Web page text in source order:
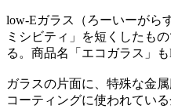
low-Eガラス（ろーいーがら
ミシビティ」を短くしたも
る。商品名「エコガラス」も
ガラスの片面に、特殊な金
コーティングに使われてい